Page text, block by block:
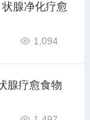
腺净化疗愈
1,094
腺疗愈食物